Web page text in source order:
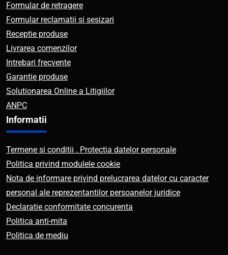
Formular de retragere
Formular reclamatii si sesizari
Receptie produse
Livrarea comenzilor
Intrebari frecvente
Garantie produse
Solutionarea Online a Litigiilor
ANPC
Informatii
Termene si conditii . Protectia datelor personale
Politica privind modulele cookie
Nota de informare privind prelucrarea datelor cu caracter
personal ale reprezentantilor persoanelor juridice
Declaratie conformitate concurenta
Politica anti-mita
Politica de mediu